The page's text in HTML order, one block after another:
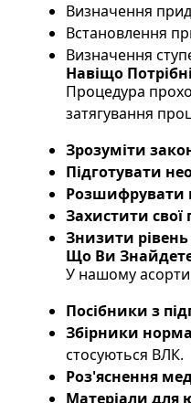
Визначення
Встановлення
Визначення
Навіщо
Процедура
затягування
Зрозуміти
Підготувати
Розшифрувати
Захистити свої
Знизити рівень
Що Ви
У нашому
Посібники з
Збірники
стосуються ВЛК.
Роз'яснення
Матеріали для